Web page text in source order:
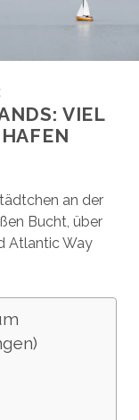
VIEL
an der
Bucht, über
Atlantic Way